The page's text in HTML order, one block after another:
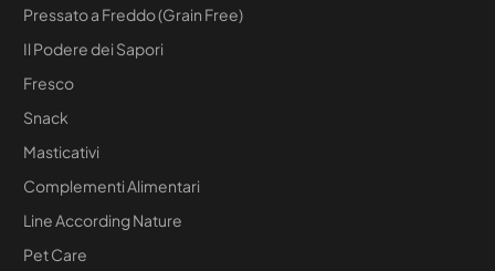
Pressato a Freddo (Grain Free)
Il Podere dei Sapori
Fresco
Snack
Masticativi
Complementi Alimentari
Line According Nature
Pet Care